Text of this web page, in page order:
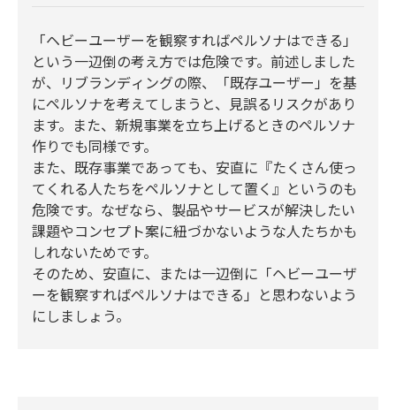
「ヘビーユーザーを観察すればペルソナはできる」
という一辺倒の考え方では危険です。前述しました
が、リブランディングの際、「既存ユーザー」を基
にペルソナを考えてしまうと、見誤るリスクがあり
ます。また、新規事業を立ち上げるときのペルソナ
作りでも同様です。
また、既存事業であっても、安直に『たくさん使っ
てくれる人たちをペルソナとして置く』というのも
危険です。なぜなら、製品やサービスが解決したい
課題やコンセプト案に紐づかないような人たちかも
しれないためです。
そのため、安直に、または一辺倒に「ヘビーユーザ
ーを観察すればペルソナはできる」と思わないよう
にしましょう。